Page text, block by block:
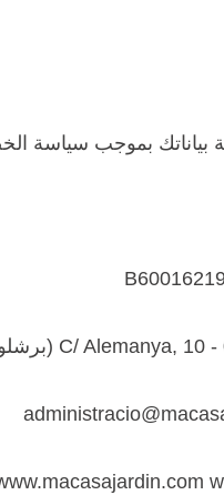
بياناتك بموجب سياسة